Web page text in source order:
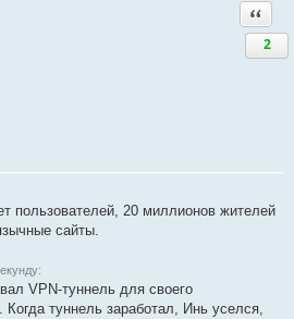
2
пользователей, 20 миллионов жителей
сайты.
VPN-туннель для своего
Когда туннель заработал, Инь уселся,